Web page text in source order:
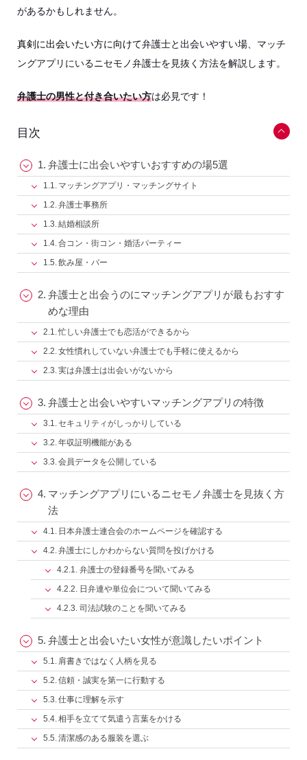
があるかもしれません。
真剣に出会いたい方に向けて弁護士と出会いやすい場、マッチ
ングアプリにいるニセモノ弁護士を見抜く方法を解説します。
弁護士の男性と付き合いたい方は必見です！
目次
弁護士に出会いやすいおすすめの場5選
マッチングアプリ・マッチングサイト
弁護士事務所
結婚相談所
合コン・街コン・婚活パーティー
飲み屋・バー
弁護士と出会うのにマッチングアプリが最もおすす
めな理由
忙しい弁護士でも恋活ができるから
女性慣れしていない弁護士でも手軽に使えるから
実は弁護士は出会いがないから
弁護士と出会いやすいマッチングアプリの特徴
セキュリティがしっかりしている
年収証明機能がある
会員データを公開している
マッチングアプリにいるニセモノ弁護士を見抜く方
法
日本弁護士連合会のホームページを確認する
弁護士にしかわからない質問を投げかける
弁護士の登録番号を聞いてみる
日弁連や単位会について聞いてみる
司法試験のことを聞いてみる
弁護士と出会いたい女性が意識したいポイント
肩書きではなく人柄を見る
信頼・誠実を第一に行動する
仕事に理解を示す
相手を立てて気遣う言葉をかける
清潔感のある服装を選ぶ